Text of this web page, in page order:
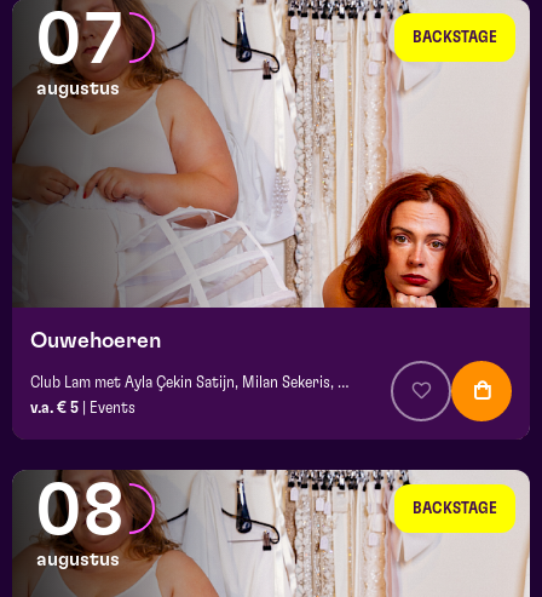
BACKSTAGE
07
augustus
Ouwehoeren
Club Lam met Ayla Çekin Satijn, Milan Sekeris, e.a.
v.a. € 5
Events
BACKSTAGE
08
augustus